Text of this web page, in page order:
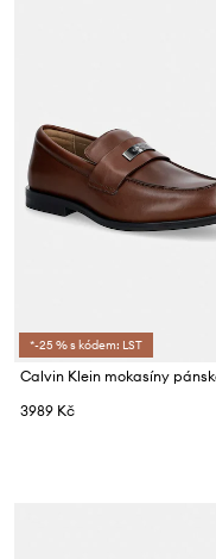
*-25 % s kódem: LST
3989 Kč